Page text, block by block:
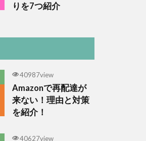
りを7つ紹介
40987view
Amazonで再配達が
来ない！理由と対策
を紹介！
40627view